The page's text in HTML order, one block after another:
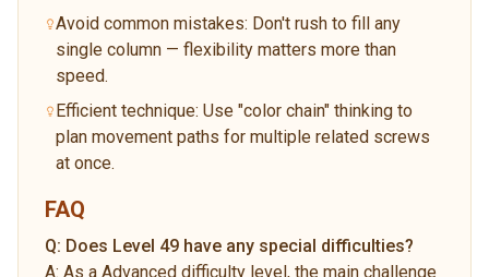
Avoid common mistakes: Don't rush to fill any
single column — flexibility matters more than
speed.
Efficient technique: Use "color chain" thinking to
plan movement paths for multiple related screws
at once.
FAQ
Q: Does Level 49 have any special difficulties?
A: As a Advanced difficulty level, the main challenge